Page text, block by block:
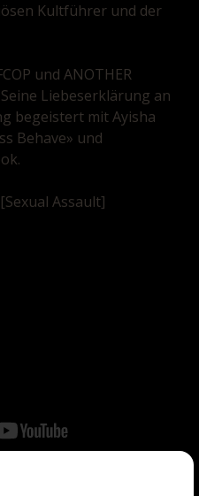
Kultführer und der
und ANOTHER
Liebeserklärung an
begeistert mit Ayisha
Behave» und
Assault]